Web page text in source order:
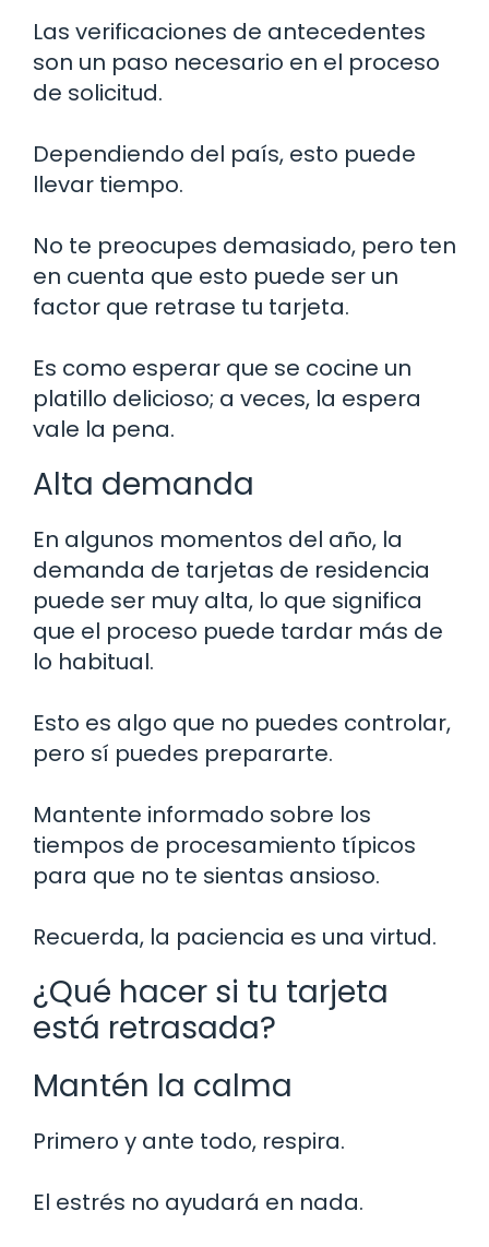
Las verificaciones de antecedentes
son un paso necesario en el proceso
de solicitud.
Dependiendo del país, esto puede
llevar tiempo.
No te preocupes demasiado, pero ten
en cuenta que esto puede ser un
factor que retrase tu tarjeta.
Es como esperar que se cocine un
platillo delicioso; a veces, la espera
vale la pena.
Alta demanda
En algunos momentos del año, la
demanda de tarjetas de residencia
puede ser muy alta, lo que significa
que el proceso puede tardar más de
lo habitual.
Esto es algo que no puedes controlar,
pero sí puedes prepararte.
Mantente informado sobre los
tiempos de procesamiento típicos
para que no te sientas ansioso.
Recuerda, la paciencia es una virtud.
¿Qué hacer si tu tarjeta
está retrasada?
Mantén la calma
Primero y ante todo, respira.
El estrés no ayudará en nada.